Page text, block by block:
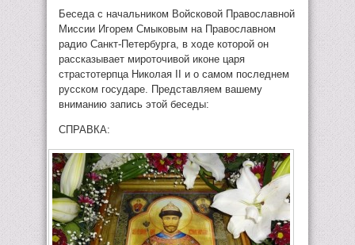
Беседа с начальником Войсковой Православной
Миссии Игорем Смыковым на Православном
радио Санкт-Петербурга, в ходе которой он
рассказывает мироточивой иконе царя
страстотерпца Николая II и о самом последнем
русском государе. Представляем вашему
вниманию запись этой беседы:
СПРАВКА: